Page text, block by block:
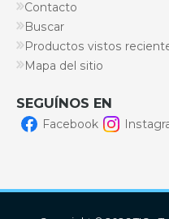
Contacto
Buscar
Productos vistos
Mapa del sitio
SEGUÍNOS EN
Facebook